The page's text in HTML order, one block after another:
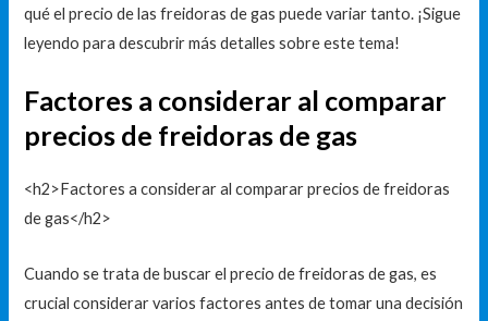
qué el precio de las freidoras de gas puede variar tanto. ¡Sigue
leyendo para descubrir más detalles sobre este tema!
Factores a considerar al comparar
precios de freidoras de gas
<h2>Factores a considerar al comparar precios de freidoras
de gas</h2>
Cuando se trata de buscar el precio de freidoras de gas, es
crucial considerar varios factores antes de tomar una decisión